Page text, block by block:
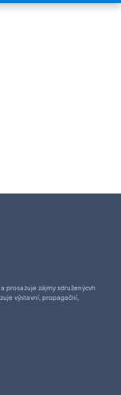
prosazuje zájmy sdruženýcvh
výstavní, propagační,